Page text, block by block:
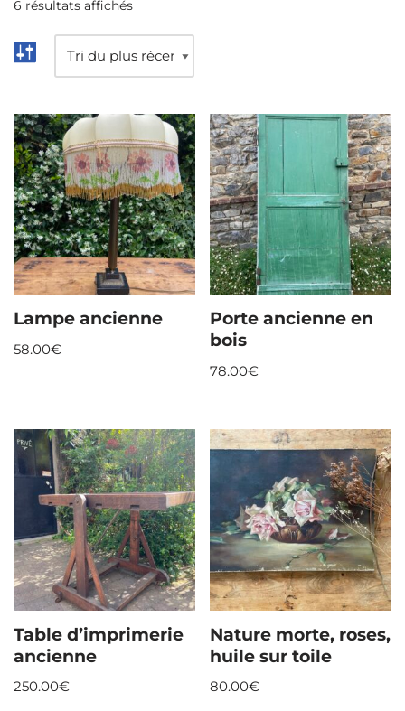
6 résultats affichés
Lampe ancienne
58.00€
Porte ancienne en
bois
78.00€
Table d’imprimerie
ancienne
250.00€
Nature morte, roses,
huile sur toile
80.00€